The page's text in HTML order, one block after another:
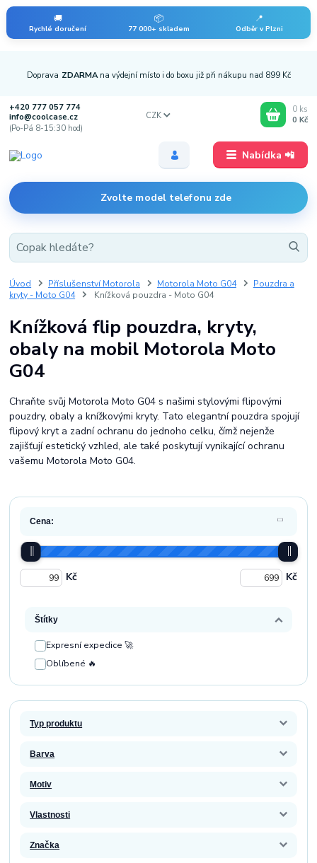
🚚
Rychlé doručení
📦
77 000+ skladem
📍
Odběr v Plzni
Nabídka 📲
Doprava ZDARMA na výdejní místo i do boxu již při nákupu nad 899 Kč
+420 777 057 774
info@coolcase.cz
(Po-Pá 8-15:30 hod)
Zvolte model telefonu zde
CZK
0 ks
0 Kč
Úvod Příslušenství Motorola Motorola Moto G04
Pouzdra a
kryty - Moto G04
Knížková pouzdra - Moto G04
Knížková flip pouzdra, kryty,
obaly na mobil Motorola Moto
G04
Chraňte svůj Motorola Moto G04 s našimi stylovými flipovými
pouzdry, obaly a knížkovými kryty. Tato elegantní pouzdra spojují
flipový kryt a zadní ochranu do jednoho celku, čímž nejenže
zajišťují estetický vzhled, ale také poskytují vynikající ochranu
vašemu Motorola Moto G04.
Cena:
Kč Kč
Štítky
Expresní expedice 🚀
Oblíbené 🔥
Typ produktu
Barva
Motiv
Vlastnosti
Značka